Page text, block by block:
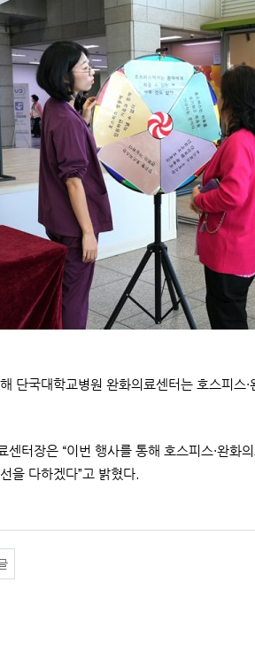
단국대학교병원 완화의료센터는 호스피스
센터장은 “이번 행사를 통해 호스피스·완화
을 다하겠다”고 밝혔다.